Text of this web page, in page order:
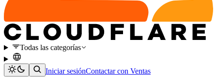
Todas las categorías
Iniciar sesiónContactar con Ventas